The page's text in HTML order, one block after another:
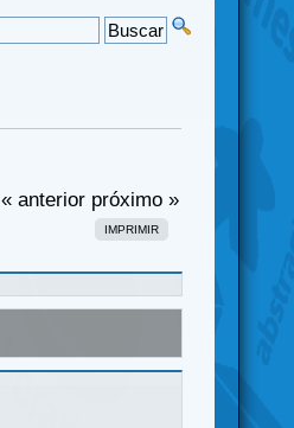
« anterior próximo »
IMPRIMIR